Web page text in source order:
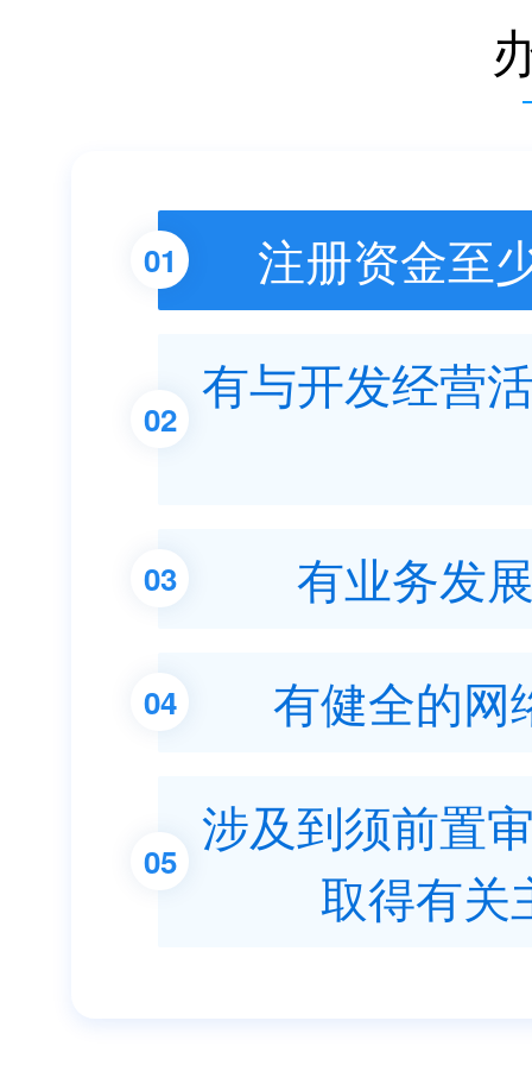
01 注册资金至
02
有与开发经营
03 有业务发
04 有健全的网
05
涉及到须前置
取得有关